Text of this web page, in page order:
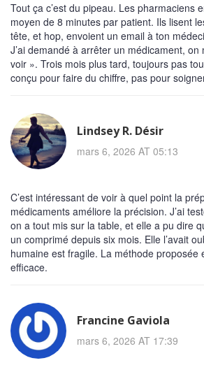
Tout ça c’est du pipeau. Les pharmaciens
moyen de 8 minutes par patient. Ils lisent
tête, et hop, envoient un email à ton
J’ai demandé à arrêter un médicament, on
voir ». Trois mois plus tard, toujours pas
conçu pour faire du chiffre, pas pour
Lindsey R. Désir
mars 6, 2026 AT 05:13
C’est intéressant de voir à quel point la
médicaments améliore la précision. J’ai
on a tout mis sur la table, et elle a pu dire
un comprimé depuis six mois. Elle l’avait
humaine est fragile. La méthode proposée
efficace.
Francine Gaviola
mars 6, 2026 AT 17:39